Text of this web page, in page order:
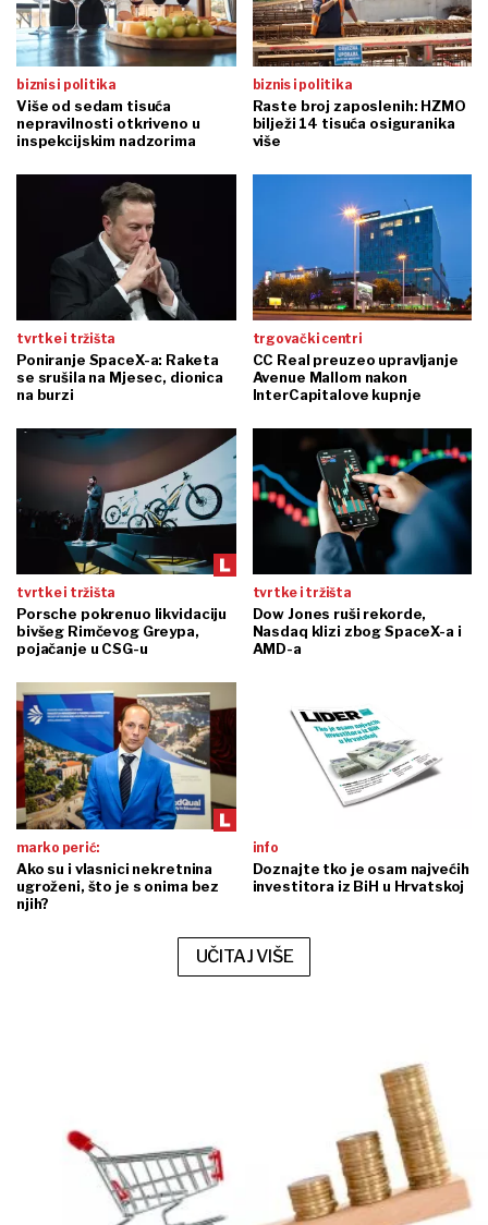
biznis i politika
Više od sedam tisuća
nepravilnosti otkriveno u
inspekcijskim nadzorima
biznis i politika
Raste broj zaposlenih: HZMO
bilježi 14 tisuća osiguranika
više
tvrtke i tržišta
Poniranje SpaceX-a: Raketa
se srušila na Mjesec, dionica
na burzi
trgovački centri
CC Real preuzeo upravljanje
Avenue Mallom nakon
InterCapitalove kupnje
tvrtke i tržišta
Porsche pokrenuo likvidaciju
bivšeg Rimčevog Greypa,
pojačanje u CSG-u
tvrtke i tržišta
Dow Jones ruši rekorde,
Nasdaq klizi zbog SpaceX-a i
AMD-a
marko perić:
Ako su i vlasnici nekretnina
ugroženi, što je s onima bez
njih?
info
Doznajte tko je osam najvećih
investitora iz BiH u Hrvatskoj
UČITAJ VIŠE